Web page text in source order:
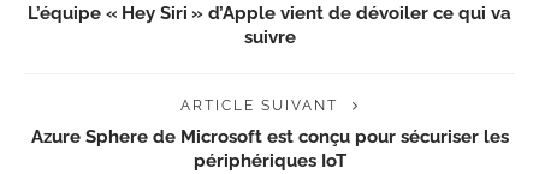
L’équipe « Hey Siri » d’Apple vient de dévoiler ce qui va
suivre
ARTICLE SUIVANT
Azure Sphere de Microsoft est conçu pour sécuriser les
périphériques IoT